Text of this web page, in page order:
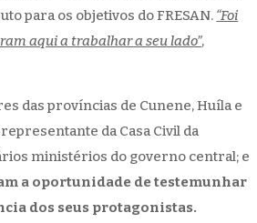
para os objetivos do FRESAN. “Foi
aqui a trabalhar a seu lado”,
das províncias de Cunene, Huíla e
da Casa Civil da
ministérios do governo central; e
a oportunidade de testemunhar
dos seus protagonistas.